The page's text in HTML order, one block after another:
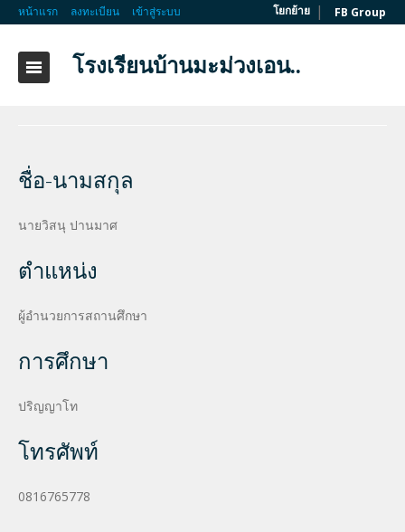
หน้าแรก ลงทะเบียน เข้าสู่ระบบ โยกย้าย | FB Group
โรงเรียนบ้านมะม่วงเอน..
ชื่อ-นามสกุล
นายวิสนุ ปานมาศ
ตำแหน่ง
ผู้อำนวยการสถานศึกษา
การศึกษา
ปริญญาโท
โทรศัพท์
0816765778